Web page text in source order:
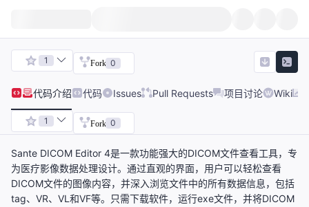
1 Fork 0
代码介绍 代码 Issues Pull Requests 项目讨论 Wiki
1 Fork 0
Sante DICOM Editor 4是一款功能强大的DICOM文件查看工具，专
为医疗影像数据处理设计。通过直观的界面，用户可以轻松查看
DICOM文件的图像内容，并深入浏览文件中的所有数据信息，包括
tag、VR、VL和VF等。只需下载软件，运行exe文件，并将DICOM